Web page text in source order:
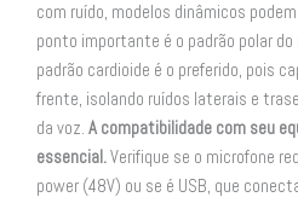
com ruído, modelos dinâmicos
ponto importante é o padrão polar
padrão cardioide é o preferido, pois
frente, isolando ruídos laterais e
da voz. A compatibilidade com seu
essencial.Verifique se o microfone
power (48V) ou se é USB, que